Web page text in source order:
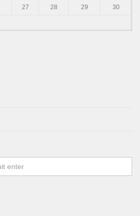
27 28 29 30